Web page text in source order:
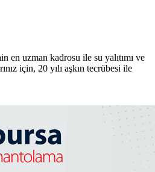
en uzman kadrosu ile su yalıtımı ve
için, 20 yılı aşkın tecrübesi ile